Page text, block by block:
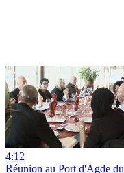
4:12
Réunion au Port d'Agde